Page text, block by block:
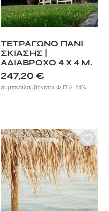
ΤΕΤΡΑΓΩΝΟ ΠΑΝΙ
ΣΚΙΑΣΗΣ |
ΑΔΙΑΒΡΟΧΟ 4 Χ 4 Μ.
247,20€
συμπεριλαμβάνεται Φ.Π.Α. 24%